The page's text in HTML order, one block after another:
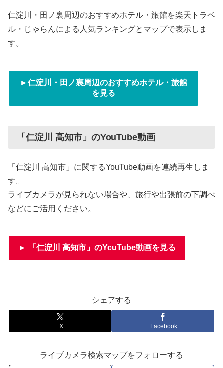
仁淀川・田ノ裏周辺のおすすめホテル・旅館を楽天トラベ
ル・じゃらんによる人気ランキングとマップで表示しま
す。
►仁淀川・田ノ裏周辺のおすすめホテル・旅館
を見る
「仁淀川 高知市」のYouTube動画
「仁淀川 高知市」に関するYouTube動画を連続再生しま
す。
ライブカメラが見られない場合や、旅行や出張前の下調べ
などにご活用ください。
► 「仁淀川 高知市」のYouTube動画を見る
シェアする
X Facebook
ライブカメラ検索マップをフォローする